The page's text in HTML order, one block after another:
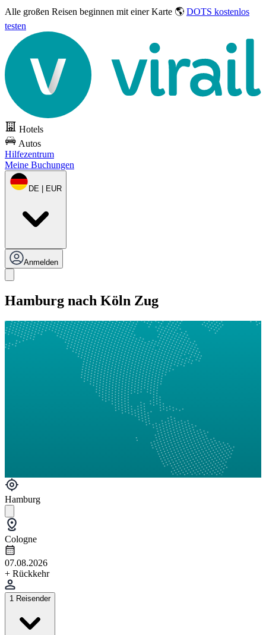
Alle großen Reisen beginnen mit einer Karte 🌎 DOTS kostenlos
testen
Hotels
Autos
Hilfezentrum
Meine Buchungen
DE | EUR
Anmelden
Hamburg nach Köln Zug
Hamburg
Cologne
07.08.2026
+ Rückkehr
1 Reisender